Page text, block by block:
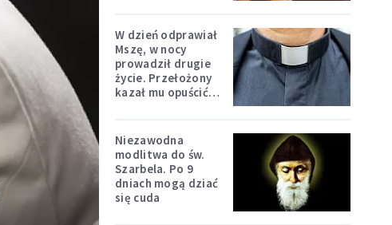
W dzień odprawiał
Mszę, w nocy
prowadził drugie
życie. Przełożony
kazał mu opuścić
Niezawodna
modlitwa do św.
Szarbela. Po 9
dniach mogą dziać
się cuda